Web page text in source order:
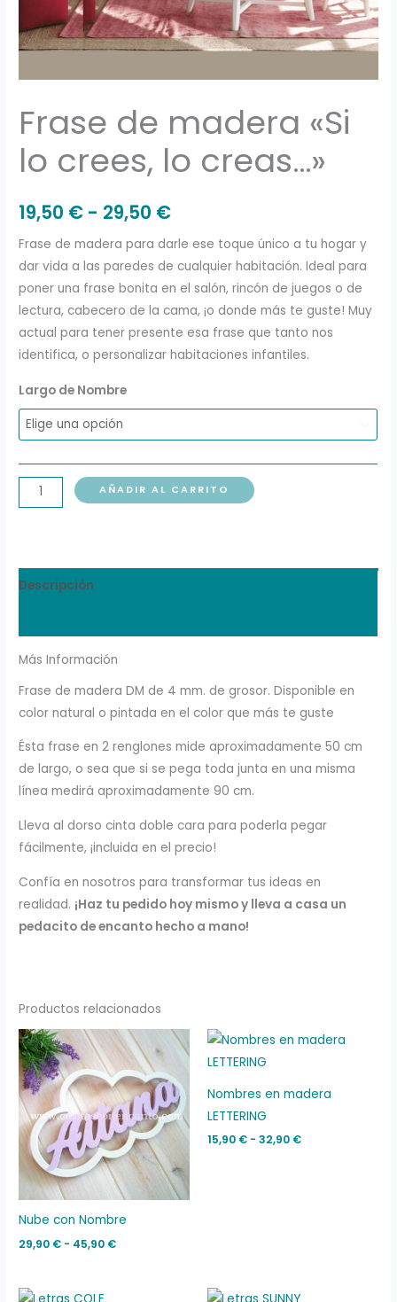
Frase de madera «Si
lo crees, lo creas…»
19,50 € - 29,50 €
Frase de madera para darle ese toque único a tu hogar y
dar vida a las paredes de cualquier habitación. Ideal para
poner una frase bonita en el salón, rincón de juegos o de
lectura, cabecero de la cama, ¡o donde más te guste! Muy
actual para tener presente esa frase que tanto nos
identifica, o personalizar habitaciones infantiles.
Largo de Nombre
AÑADIR AL CARRITO
Descripción
Más Información
Frase de madera DM de 4 mm. de grosor. Disponible en
color natural o pintada en el color que más te guste
Ésta frase en 2 renglones mide aproximadamente 50 cm
de largo, o sea que si se pega toda junta en una misma
línea medirá aproximadamente 90 cm.
Lleva al dorso cinta doble cara para poderla pegar
fácilmente, ¡incluida en el precio!
Confía en nosotros para transformar tus ideas en
realidad. ¡Haz tu pedido hoy mismo y lleva a casa un
pedacito de encanto hecho a mano!
Productos relacionados
Nube con Nombre
29,90 € - 45,90 €
Rango
de
precios:
desde
29,90 €
hasta
45,90 €
Nombres en madera
LETTERING
15,90 € - 32,90 €
Rango
de
15,90 €